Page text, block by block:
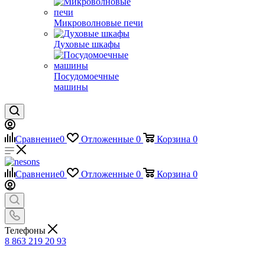
Микроволновые печи
Духовые шкафы
Посудомоечные
машины
Сравнение0 Отложенные 0 Корзина 0
Сравнение0 Отложенные 0 Корзина 0
Телефоны
8 863 219 20 93